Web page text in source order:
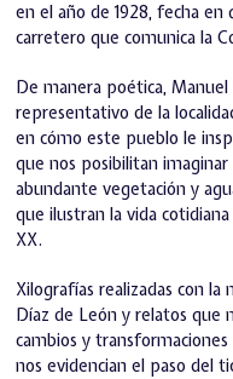
en el año de 1928, fecha
carretero que comunica la
De manera poética,
representativo de la
en cómo este pueblo le
que nos posibilitan imaginar
abundante vegetación y
que ilustran la vida
XX.
Xilografías realizadas con la
Díaz de León y relatos que
cambios y
nos evidencian el paso del